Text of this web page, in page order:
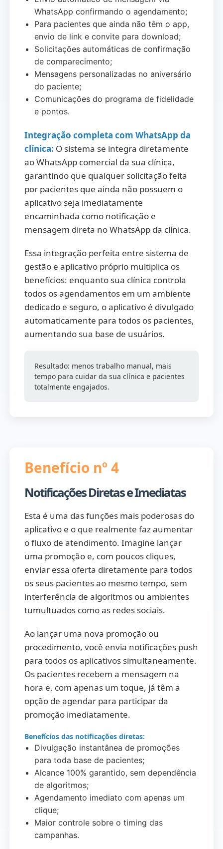
WhatsApp confirmando o agendamento;
Para pacientes que ainda não têm o app,
envio de link e convite para download;
Solicitações automáticas de confirmação
de comparecimento;
Mensagens personalizadas no aniversário
do paciente;
Comunicações do programa de fidelidade
e pontos.
Integração completa com WhatsApp da
clínica: O sistema se integra diretamente
ao WhatsApp comercial da sua clínica,
garantindo que qualquer solicitação feita
por pacientes que ainda não possuem o
aplicativo seja imediatamente
encaminhada como notificação e
mensagem direta no WhatsApp da clínica.
Essa integração perfeita entre sistema de
gestão e aplicativo próprio multiplica os
benefícios: enquanto sua clínica controla
todos os agendamentos em um ambiente
dedicado e seguro, o aplicativo é divulgado
automaticamente para todos os pacientes,
aumentando sua base de usuários.
Resultado: menos trabalho manual, mais
tempo para cuidar da sua clínica e pacientes
totalmente engajados.
Benefício nº 4
Notificações Diretas e Imediatas
Esta é uma das funções mais poderosas do
aplicativo e o que realmente faz aumentar
o fluxo de atendimento. Imagine lançar
uma promoção e, com poucos cliques,
enviar essa oferta diretamente para todos
os seus pacientes ao mesmo tempo, sem
interferência de algoritmos ou ambientes
tumultuados como as redes sociais.
Ao lançar uma nova promoção ou
procedimento, você envia notificações push
para todos os aplicativos simultaneamente.
Os pacientes recebem a mensagem na
hora e, com apenas um toque, já têm a
opção de agendar para participar da
promoção imediatamente.
Benefícios das notificações diretas:
Divulgação instantânea de promoções
para toda base de pacientes;
Alcance 100% garantido, sem dependência
de algoritmos;
Agendamento imediato com apenas um
clique;
Maior controle sobre o timing das
campanhas.